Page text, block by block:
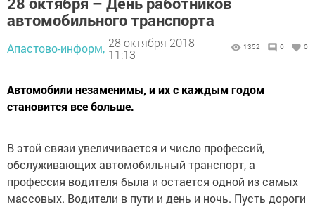
автомобильного транспорта
Апастово-информ, 28 октября 2018 -
11:13
1352 0 0
Автомобили незаменимы, и их с каждым годом
становится все больше.
В этой связи увеличивается и число профессий,
обслуживающих автомобильный транспорт, а
профессия водителя была и остается одной из самых
массовых. Водители в пути и день и ночь. Пусть дороги